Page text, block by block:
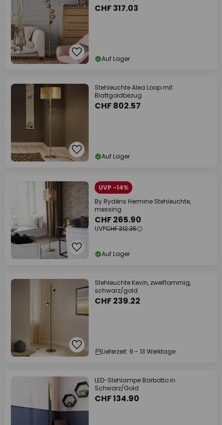
CHF 317.03
Auf Lager
Stehleuchte Alea Loop mit
Blattgoldbezug
CHF 802.57
Auf Lager
UVP -14%
By Rydéns Hermine Stehleuchte,
messing
CHF 265.90
UVPCHF 312.35
Auf Lager
Stehleuchte Kevin, zweiflammig,
schwarz/gold
CHF 239.22
Lieferzeit: 9 - 13 Werktage
LED-Stehlampe Barbotto in
Schwarz/Gold
CHF 134.90